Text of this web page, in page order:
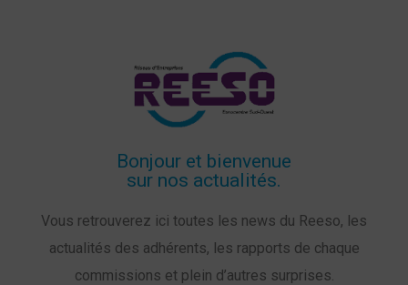
Bonjour et bienvenue
sur nos actualités.
Vous retrouverez ici toutes les news du Reeso, les
actualités des adhérents, les rapports de chaque
commissions et plein d’autres surprises.